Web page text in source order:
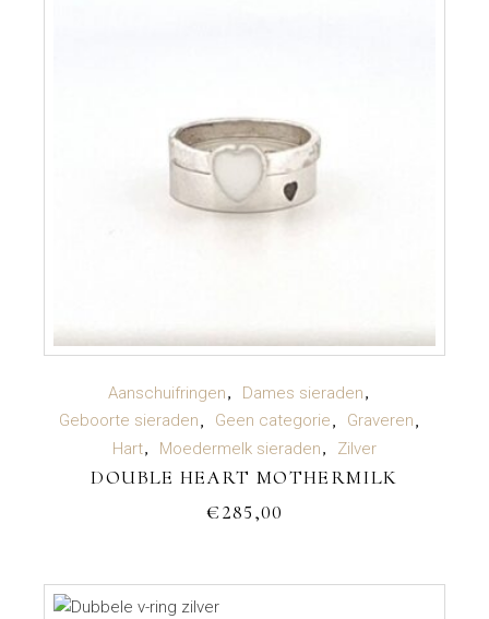
TOEVOEGEN AAN WINKELWAGEN
Aanschuifringen
Dames sieraden
Geboorte sieraden
Geen categorie
Graveren
Hart
Moedermelk sieraden Zilver
DOUBLE HEART MOTHERMILK
€285,00